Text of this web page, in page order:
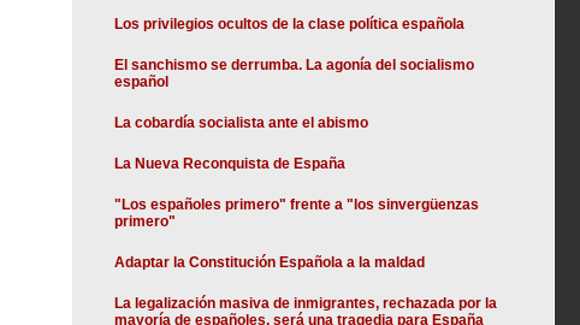
Los privilegios ocultos de la clase política española
El sanchismo se derrumba. La agonía del socialismo
español
La cobardía socialista ante el abismo
La Nueva Reconquista de España
"Los españoles primero" frente a "los sinvergüenzas
primero"
Adaptar la Constitución Española a la maldad
La legalización masiva de inmigrantes, rechazada por la
mayoría de españoles, será una tragedia para España